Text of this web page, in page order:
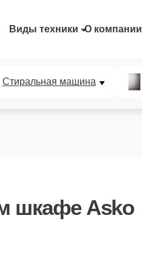
Виды техники О компании
Стиральная машина
шкафе Asko